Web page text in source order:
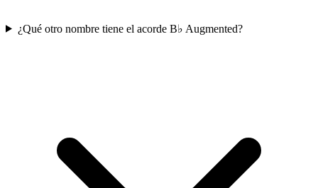
¿Qué otro nombre tiene el acorde B♭ Augmented?